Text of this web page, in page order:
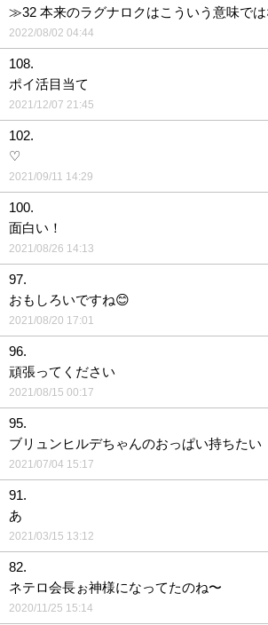
≫32 本来のラグナロクはこういう意味では
2022/08/02 04:44
108.
ポイ活目当て
2021/12/07 21:45
102.
♡
2021/09/11 14:29
100.
面白い！
2021/08/26 14:13
97.
おもしろいですね😊
2021/08/20 17:01
96.
頑張ってください
2021/08/15 00:17
95.
ブリュンヒルデちゃんのおっぱい持ちたい
2021/07/04 15:17
91.
あ
2021/03/15 13:12
82.
ネテロ会長ぉ神様になってたのね〜
2020/11/25 15:14